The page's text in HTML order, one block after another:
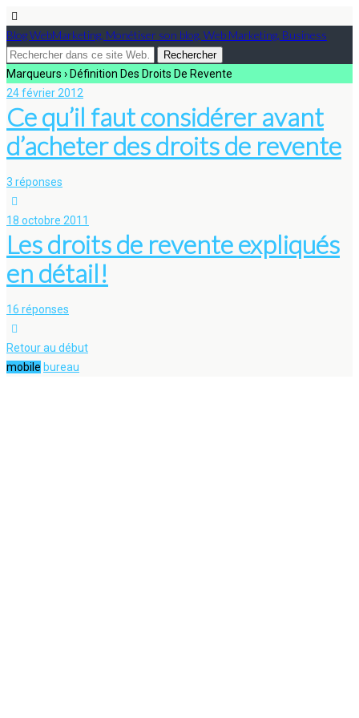
Blog WebMarketing, Monétiser son blog, Web Marketing, Business
Marqueurs › Définition Des Droits De Revente
24 février 2012
Ce qu’il faut considérer avant
d’acheter des droits de revente
3 réponses
18 octobre 2011
Les droits de revente expliqués
en détail!
16 réponses
Retour au début
mobile bureau